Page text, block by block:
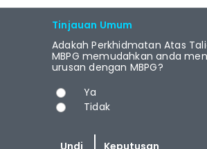
Tinjauan Umum
Adakah Perkhidmatan Atas
MBPG memudahkan anda
urusan dengan MBPG?
Pilihan
Ya
Tidak